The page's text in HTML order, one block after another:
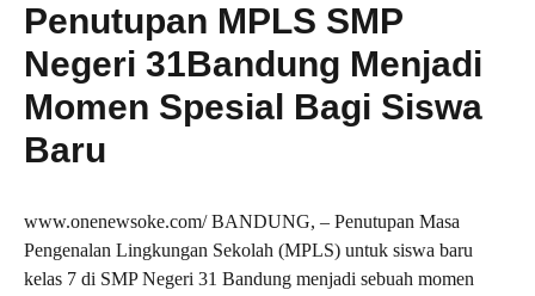
Penutupan MPLS SMP
Negeri 31Bandung Menjadi
Momen Spesial Bagi Siswa
Baru
www.onenewsoke.com/ BANDUNG, – Penutupan Masa
Pengenalan Lingkungan Sekolah (MPLS) untuk siswa baru
kelas 7 di SMP Negeri 31 Bandung menjadi sebuah momen